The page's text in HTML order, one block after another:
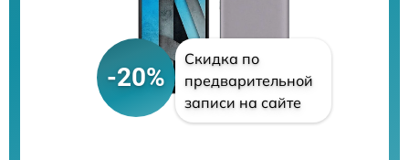
-20%
Скидка по
предварительной
записи на сайте